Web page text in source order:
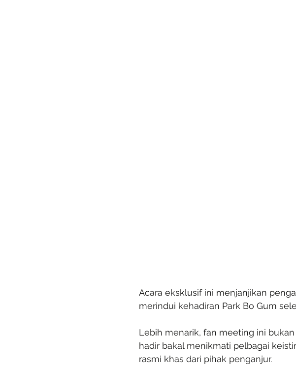
Acara eksklusif ini menjanjikan
merindui kehadiran Park Bo Gum
Lebih menarik, fan meeting ini
hadir bakal menikmati pelbagai
rasmi khas dari pihak penganjur.